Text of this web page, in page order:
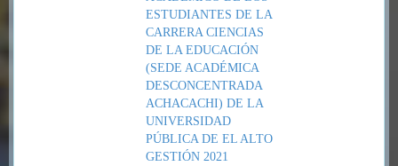
ESTUDIANTES DE LA
CARRERA CIENCIAS
DE LA EDUCACIÓN
(SEDE ACADÉMICA
DESCONCENTRADA
ACHACACHI) DE LA
UNIVERSIDAD
PÚBLICA DE EL ALTO
GESTIÓN 2021